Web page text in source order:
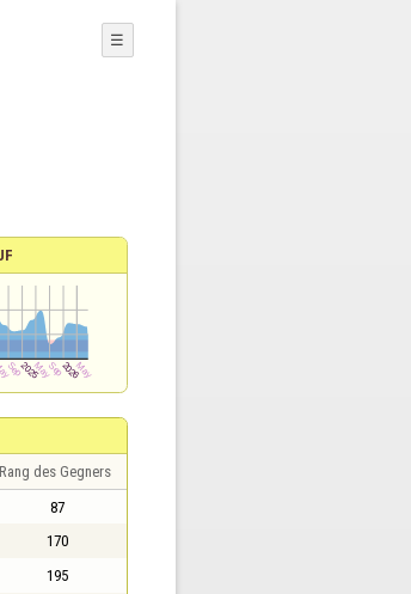
☰
Rang des Gegners
87
170
195